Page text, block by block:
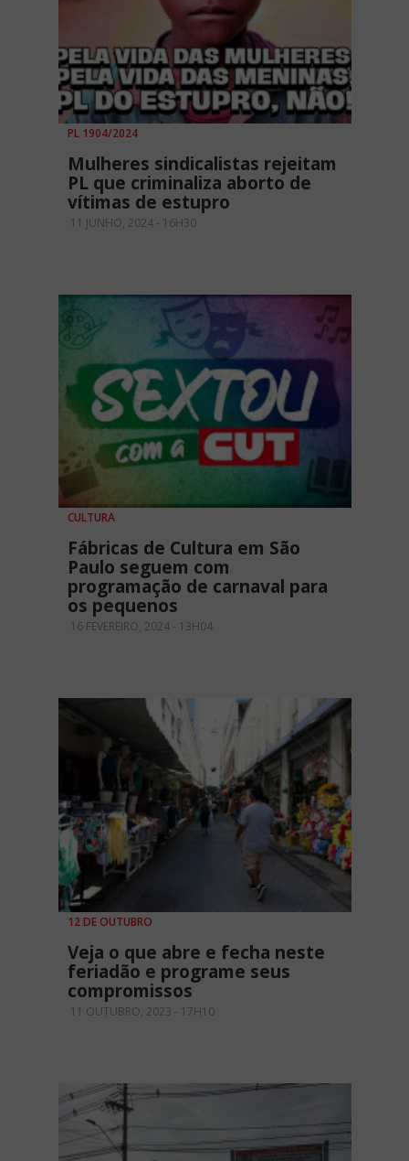
PL 1904/2024
Mulheres sindicalistas rejeitam
PL que criminaliza aborto de
vítimas de estupro
11 JUNHO, 2024 - 16H30
CULTURA
Fábricas de Cultura em São
Paulo seguem com
programação de carnaval para
os pequenos
16 FEVEREIRO, 2024 - 13H04
12 DE OUTUBRO
Veja o que abre e fecha neste
feriadão e programe seus
compromissos
11 OUTUBRO, 2023 - 17H10